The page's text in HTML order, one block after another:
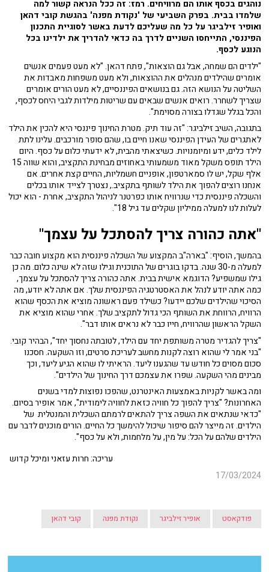
נוהגים בכסף אותו הם מרוויחים. רמז: זה ככל הנראה קשור למה
שלמדו בבית. בפרק השביעי של 'נקודת מפנה' בהגשת קובי דהאן
ואופיר זילביגר על כל מה שעליכם לדעת באשר לסוגיית התכנון
הפיננסי, התייחסו השניים לדרך בה כדאי להדריך את ילדינו בכל
הנוגע לכסף.
"ילדים הם שמחה, אבל גם הוצאות", פתח דהאן. "לא מעט פעמים אנשים
אומרים שהילדים מנהלים את ההוצאות, ולא מעט משפחות מאבדות את
השליטה על הנושא הזה. גם בנושאים הפיננסיים, לא מעט הורים אומרים
שצריך לשחרר. רואים אנשים שבאים עם שריטות מילדות לגבי היחס לכסף,
והכל בגלל שגדלו בצורה מסוימת".
בתגובה, השיב זילביגר: "זה עוד תיק. מטרת החינוך פיננסי היא להכין את הילד
לאתגרים של העידן הפיננסי שאנו חיים בו, שהם סופר מורכבים. עלינו לתת
לילד כלים, ידע ומיומנויות. כשיצאתי מהבית, לא ידעתי כלום על כסף. היום
הילד תופס משקל מאוד משמעותי באחוזים מבחינת התקציב, והוא שווה 15
אלף שקל, יש לו סמארטפון, אופניים חשמליות, החיים קצת אחרים. אם
אנחנו רוצים להפוך את הילד לשותף בתקציב., נצטרך לצייד אותו בכלים
והשכלה פיננסית כדי שנרוויח אותו כפרטנר לניהול התקציב, אחרת - הוא יכול
לעלות לנו למעלה ממיליון שקלים עד גיל 18".
"אתה כהורה צריך להסתכל על עצמך"
בהמשך, הוסיף: "בארה"ב המקצוע של השכלה פיננסית הוא מקצוע חובה כבר
למעלה מ-30 שנה. בדקו בוגרים של התוכנית וגילו שזה לא שינה כלום. מה כן
גילו שמשפיע? הדוגמא אישית בבית. אתה כהורה צריך להסתכל על עצמך,
כמה אתה יודע לנהל את האסטרטגיה הפיננסית שלך. אם אתה לא יודע, מה
הסיכוי שהילדים שלכם יידעו? כשילד פעם ראשונה מוציא את הכסף שהוא
הרוויח, הרווחת את השותף הכי גדול לתקציב שלך. אחרי שהוא מוציא את
השקל הראשון שהרוויח, חייו כבר לא נראים אותו דבר".
"צריך להגדיר מטרה משותפת יחד עם הילד, לטובתה נחסוך יחד", הבהיר קובי.
"בני אמר לי שהוא רוצה לקנות מחשב לעריכת סרטים, וזו השקעה. חסכנו
סכום מסוים כל חודש עד שהגענו ליעד. הראיתי לו שהוא הגיע ליעד, וכך
מבינים מהי השקעה. שפרו את עצמכם דרך החינוך של הילדים".
ומה באשר לקניות באמצעות האינטרנט, שהפכו נפוצות למדי בשנים
האחרונות? "צריך להפוך כל חוויה כזאת לחוויה לימודית", אמר אופיר בסיום.
"כדאי שנתאים את השפה צריך להתאים לרמתם השכלית והמנטלית של
הילדים. זה מייצר להם סיפור שיכול להימשך כל החיים. הורים מוכנים לדבר עם
הילדים שלהם על הכל: על מין, על מלחמות, ולא על כסף".
עריכה: חרות עזאני ומיכל קדוש
17/03/2024
פודקאסט אופיר זילביגר נקודת מפנה קובי דהאן